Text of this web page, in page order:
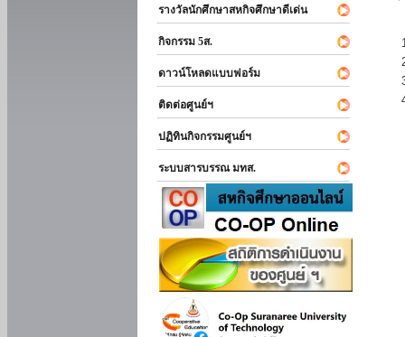
รางวัลนักศึกษาสหกิจศึกษาดีเด่น
กิจกรรม 5ส.
ดาวน์โหลดแบบฟอร์ม
ติดต่อศูนย์ฯ
ปฏิทินกิจกรรมศูนย์ฯ
ระบบสารบรรณ มทส.